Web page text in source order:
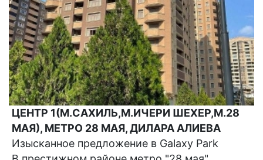
ЦЕНТР 1(М.САХИЛЬ,М.ИЧЕРИ ШЕХЕР,М.28
МАЯ), МЕТРО 28 МАЯ, ДИЛАРА АЛИЕВА
Изысканное предложение в Galaxy Park